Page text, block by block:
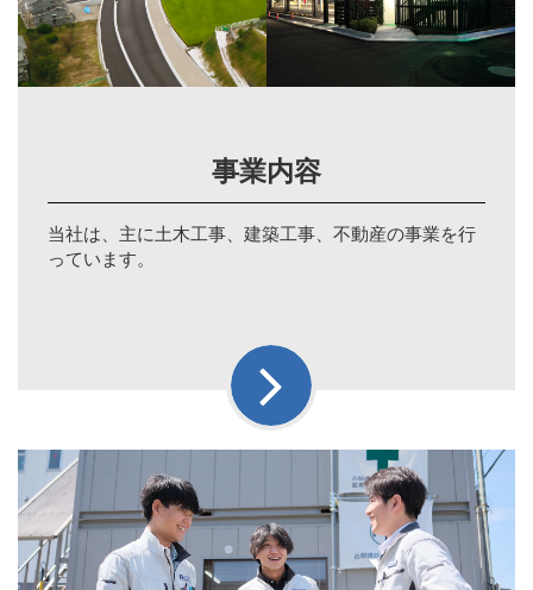
事業内容
当社は、主に土木工事、建築工事、不動産の事業を行
っています。